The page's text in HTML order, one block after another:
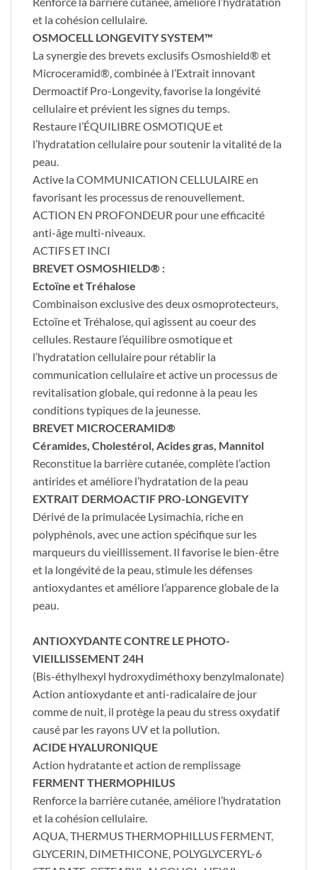
et la cohésion cellulaire.
OSMOCELL LONGEVITY SYSTEM™
La synergie des brevets exclusifs Osmoshield® et
Microceramid®, combinée à l’Extrait innovant
Dermoactif Pro-Longevity, favorise la longévité
cellulaire et prévient les signes du temps.
Restaure l’ÉQUILIBRE OSMOTIQUE et
l’hydratation cellulaire pour soutenir la vitalité de la
peau.
Active la COMMUNICATION CELLULAIRE en
favorisant les processus de renouvellement.
ACTION EN PROFONDEUR pour une efficacité
anti-âge multi-niveaux.
ACTIFS ET INCI
BREVET OSMOSHIELD® :
Ectoïne et Tréhalose
Combinaison exclusive des deux osmoprotecteurs,
Ectoïne et Tréhalose, qui agissent au coeur des
cellules. Restaure l’équilibre osmotique et
l’hydratation cellulaire pour rétablir la
communication cellulaire et active un processus de
revitalisation globale, qui redonne à la peau les
conditions typiques de la jeunesse.
BREVET MICROCERAMID®
Céramides, Cholestérol, Acides gras, Mannitol
Reconstitue la barrière cutanée, complète l’action
antirides et améliore l’hydratation de la peau
EXTRAIT DERMOACTIF PRO-LONGEVITY
Dérivé de la primulacée Lysimachia, riche en
polyphénols, avec une action spécifique sur les
marqueurs du vieillissement. Il favorise le bien-être
et la longévité de la peau, stimule les défenses
antioxydantes et améliore l’apparence globale de la
peau.
ANTIOXYDANTE CONTRE LE PHOTO-
VIEILLISSEMENT 24H
(Bis-éthylhexyl hydroxydiméthoxy benzylmalonate)
Action antioxydante et anti-radicalaire de jour
comme de nuit, il protège la peau du stress oxydatif
causé par les rayons UV et la pollution.
ACIDE HYALURONIQUE
Action hydratante et action de remplissage
FERMENT THERMOPHILUS
Renforce la barrière cutanée, améliore l’hydratation
et la cohésion cellulaire.
AQUA, THERMUS THERMOPHILLUS FERMENT,
GLYCERIN, DIMETHICONE, POLYGLYCERYL-6